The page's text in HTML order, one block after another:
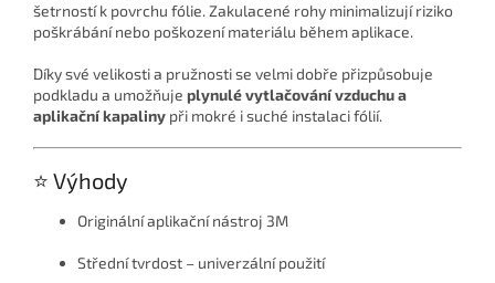
šetrností k povrchu fólie. Zakulacené rohy minimalizují riziko
poškrábání nebo poškození materiálu během aplikace.
Díky své velikosti a pružnosti se velmi dobře přizpůsobuje
podkladu a umožňuje plynulé vytlačování vzduchu a
aplikační kapaliny při mokré i suché instalaci fólií.
⭐ Výhody
Originální aplikační nástroj 3M
Střední tvrdost – univerzální použití